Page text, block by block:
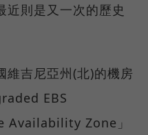
近則是又一次的歷史
維吉尼亞州(北)的機房
EBS
Zone」